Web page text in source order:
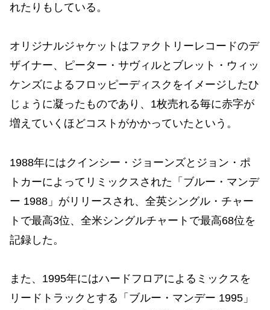
れたりもしている。
オリジナルジャケットはファクトリーレコードのデ
ザイナー、ピーター・サヴィルとブレット・ウィッ
ケンズによるフロッピーディスクをイメージしたひ
じょうに凝ったものであり、1枚売れる毎に赤字が
増えていくほどコストがかかっていたという。
1988年にはクインシー・ジョーンズとジョン・ポ
トカーによってリミックスされた「ブルー・マンデ
ー 1988」がリリースされ、全英シングル・チャー
トで最高3位、全米シングルチャートで最高68位を
記録した。
また、1995年にはハードフロアによるミックスを
リードトラックとする「ブルー・マンデー 1995」